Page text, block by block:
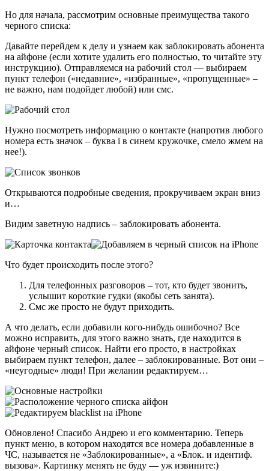
Но для начала, рассмотрим основные преимущества такого
черного списка:
Давайте перейдем к делу и узнаем как заблокировать абонента
на айфоне (если хотите удалить его полностью, то читайте эту
инструкцию). Отправляемся на рабочий стол — выбираем
пункт телефон («недавние», «избранные», «пропущенные» –
не важно, нам подойдет любой) или смс.
Нужно посмотреть информацию о контакте (напротив любого
номера есть значок – буква i в синем кружочке, смело жмем на
нее!).
Открываются подробные сведения, прокручиваем экран вниз
и…
Видим заветную надпись – заблокировать абонента.
Что будет происходить после этого?
Для телефонных разговоров – тот, кто будет звонить,
услышит короткие гудки (якобы сеть занята).
Смс же просто не будут приходить.
А что делать, если добавили кого-нибудь ошибочно? Все
можно исправить, для этого важно знать, где находится в
айфоне черный список. Найти его просто, в настройках
выбираем пункт телефон, далее – заблокированные. Вот они –
«неугодные» люди! При желании редактируем…
Обновлено! Спасибо Андрею и его комментарию. Теперь
пункт меню, в котором находятся все номера добавленные в
ЧС, называется не «Заблокированные», а «Блок. и идентиф.
вызова». Картинку менять не буду — уж извините:)